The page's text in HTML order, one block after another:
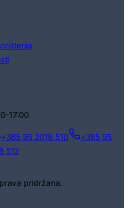
17:00
+385 95 2018 510
+385 95
512
pridržana.